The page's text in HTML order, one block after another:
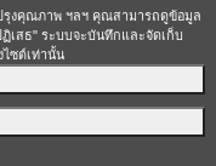
รุงคุณภาพ ฯลฯ คุณสามารถดูข้อมูล
เสธ" ระบบจะบันทึกและจัดเก็บ
ไซต์เท่านั้น